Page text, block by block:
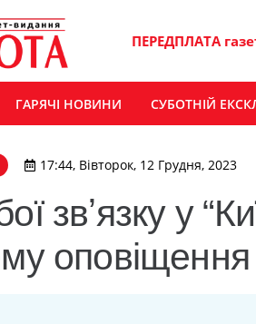
ПЕРЕДПЛАТА
ГАРЯЧІ НОВИНИ СУБОТНІЙ
17:44, Вівторок, 12 Грудня, 2023
звʼязку у